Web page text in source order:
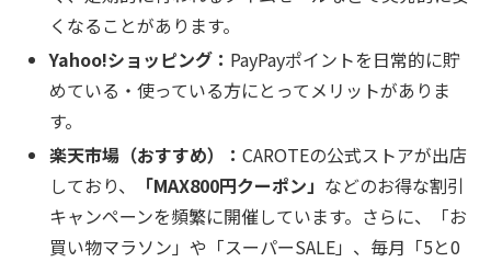
くなることがあります。
Yahoo!ショッピング： PayPayポイントを日常的に貯
めている・使っている方にとってメリットがありま
す。
楽天市場（おすすめ）：CAROTEの公式ストアが出店
しており、
「MAX800円クーポン」 などのお得な割引
キャンペーンを頻繁に開催しています。さらに、「お
買い物マラソン」や「スーパーSALE」、毎月「5と0